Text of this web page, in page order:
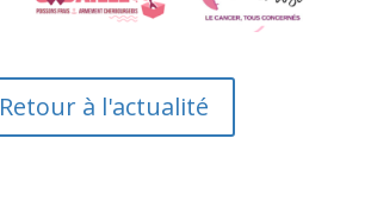
Retour à l'actualité